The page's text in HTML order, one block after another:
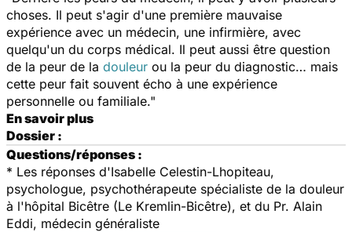
choses. Il peut s'agir d'une première mauvaise
expérience avec un médecin, une infirmière, avec
quelqu'un du corps médical. Il peut aussi être question
de la peur de la douleur ou la peur du diagnostic… mais
cette peur fait souvent écho à une expérience
personnelle ou familiale."
En savoir plus
Dossier :
Questions/réponses :
* Les réponses d'Isabelle Celestin-Lhopiteau,
psychologue, psychothérapeute spécialiste de la douleur
à l'hôpital Bicêtre (Le Kremlin-Bicêtre), et du Pr. Alain
Eddi, médecin généraliste